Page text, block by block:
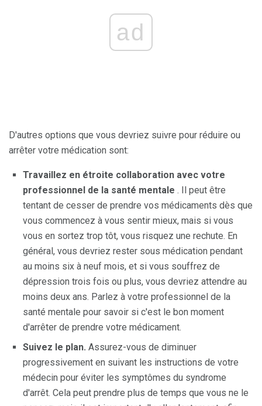
ad
D'autres options que vous devriez suivre pour réduire ou
arrêter votre médication sont:
Travaillez en étroite collaboration avec votre
professionnel de la santé mentale . Il peut être
tentant de cesser de prendre vos médicaments dès que
vous commencez à vous sentir mieux, mais si vous
vous en sortez trop tôt, vous risquez une rechute. En
général, vous devriez rester sous médication pendant
au moins six à neuf mois, et si vous souffrez de
dépression trois fois ou plus, vous devriez attendre au
moins deux ans. Parlez à votre professionnel de la
santé mentale pour savoir si c'est le bon moment
d'arrêter de prendre votre médicament.
Suivez le plan. Assurez-vous de diminuer
progressivement en suivant les instructions de votre
médecin pour éviter les symptômes du syndrome
d'arrêt. Cela peut prendre plus de temps que vous ne le